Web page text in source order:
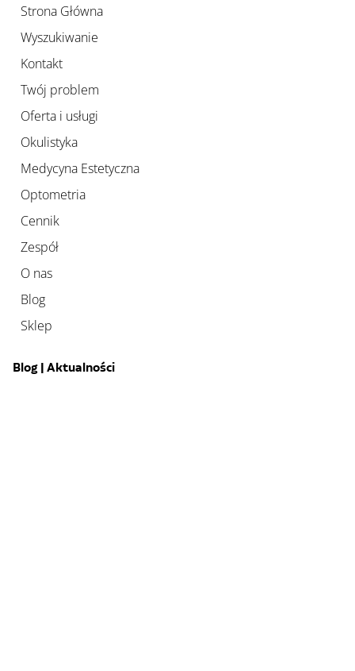
Strona Główna
Wyszukiwanie
Kontakt
Twój problem
Oferta i usługi
Okulistyka
Medycyna Estetyczna
Optometria
Cennik
Zespół
O nas
Blog
Sklep
Blog | Aktualności